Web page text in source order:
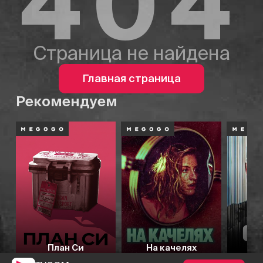
Страница не найдена
Главная страница
Рекомендуем
План Си На качелях